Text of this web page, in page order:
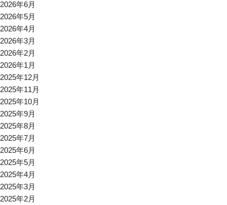
2026年6月
2026年5月
2026年4月
2026年3月
2026年2月
2026年1月
2025年12月
2025年11月
2025年10月
2025年9月
2025年8月
2025年7月
2025年6月
2025年5月
2025年4月
2025年3月
2025年2月